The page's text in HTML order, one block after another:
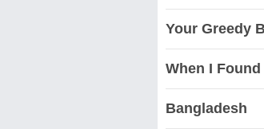
Your Greedy
When I Found
Bangladesh